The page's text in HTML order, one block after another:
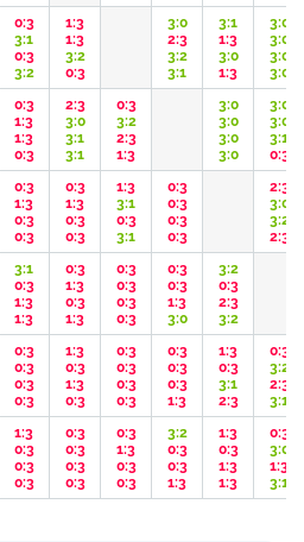
0:3
3:1
0:3
3:2
1:3
1:3
3:2
0:3
3:0
2:3
3:2
3:1
3:1
1:3
3:0
1:3
3:0
3:0
3:0
3:0
0:3
1:3
1:3
0:3
2:3
3:0
3:1
3:1
0:3
3:2
2:3
1:3
3:0
3:0
3:0
3:0
3:0
3:0
3:1
0:3
0:3
1:3
0:3
0:3
0:3
1:3
0:3
0:3
1:3
3:1
0:3
3:1
0:3
0:3
0:3
0:3
2:3
3:0
3:2
2:3
3:1
0:3
1:3
1:3
0:3
1:3
0:3
1:3
0:3
0:3
0:3
0:3
0:3
0:3
1:3
3:0
3:2
0:3
2:3
3:2
0:3
0:3
0:3
0:3
1:3
0:3
1:3
0:3
0:3
0:3
0:3
0:3
0:3
0:3
0:3
1:3
1:3
0:3
3:1
2:3
0:3
3:2
2:3
3:1
1:3
0:3
0:3
0:3
0:3
0:3
0:3
0:3
0:3
1:3
0:3
0:3
3:2
0:3
0:3
1:3
1:3
0:3
1:3
1:3
0:3
3:0
1:3
3:1